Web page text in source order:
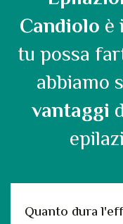
Candiolo è
tu possa
abbiamo
vantaggi
Quanto dura